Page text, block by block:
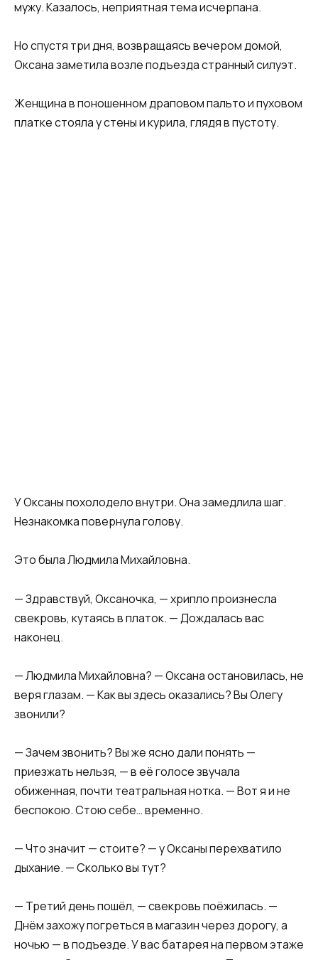
мужу. Казалось, неприятная тема исчерпана.
Но спустя три дня, возвращаясь вечером домой,
Оксана заметила возле подъезда странный силуэт.
Женщина в поношенном драповом пальто и пуховом
платке стояла у стены и курила, глядя в пустоту.
У Оксаны похолодело внутри. Она замедлила шаг.
Незнакомка повернула голову.
Это была Людмила Михайловна.
— Здравствуй, Оксаночка, — хрипло произнесла
свекровь, кутаясь в платок. — Дождалась вас
наконец.
— Людмила Михайловна? — Оксана остановилась, не
веря глазам. — Как вы здесь оказались? Вы Олегу
звонили?
— Зачем звонить? Вы же ясно дали понять —
приезжать нельзя, — в её голосе звучала
обиженная, почти театральная нотка. — Вот я и не
беспокою. Стою себе… временно.
— Что значит — стоите? — у Оксаны перехватило
дыхание. — Сколько вы тут?
— Третий день пошёл, — свекровь поёжилась. —
Днём захожу погреться в магазин через дорогу, а
ночью — в подъезде. У вас батарея на первом этаже